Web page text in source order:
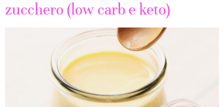
zucchero (low carb e keto)